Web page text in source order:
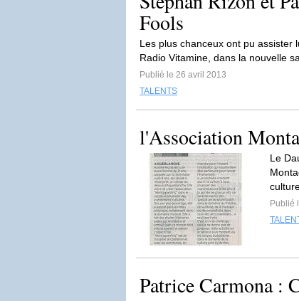
Fools
Les plus chanceux ont pu assister
Radio Vitamine, dans la nouvelle
Publié le 26 avril 2013
TALENTS
l'Association
Le
Publié
Patrice Carmona :